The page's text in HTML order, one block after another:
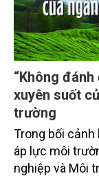
“Không
xuyên suốt
trường
Trong bối cảnh
áp lực môi
nghiệp và Môi